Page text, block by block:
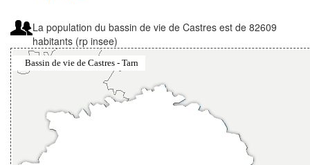
La population du bassin de vie de Castres est de 82609
habitants (rp insee)